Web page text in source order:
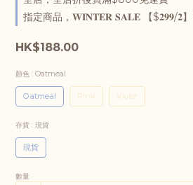
指定商品，𝐖𝐈𝐍𝐓𝐄𝐑 𝐒𝐀𝐋𝐄 【$𝟐𝟗𝟗/𝟐】
HK$188.00
顏色 : Oatmeal
Oatmeal Pink Violet
存貨 : 現貨
現貨
數量